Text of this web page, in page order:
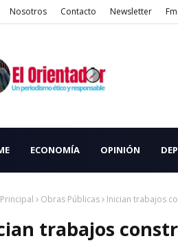
Nosotros Contacto Newsletter
ECONOMÍA OPINIÓN
Obras Públicas Inician trabajos
trabajos